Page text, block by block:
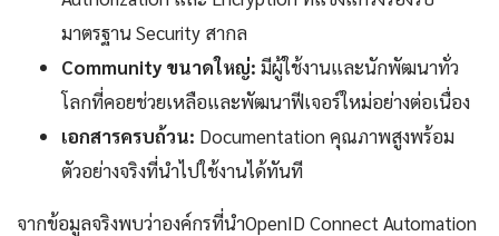
มาตรฐาน Security สากล
Community ขนาดใหญ่: มีผู้ใช้งานและนักพัฒนาทั่ว
โลกที่คอยช่วยเหลือและพัฒนาฟีเจอร์ใหม่อย่างต่อเนื่อง
เอกสารครบถ้วน: Documentation คุณภาพสูงพร้อม
ตัวอย่างจริงที่นำไปใช้งานได้ทันที
จากข้อมูลจริงพบว่าองค์กรที่นำOpenID Connect Automation